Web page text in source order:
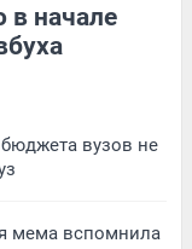
в начале
бюджета вузов не
мема вспомнила